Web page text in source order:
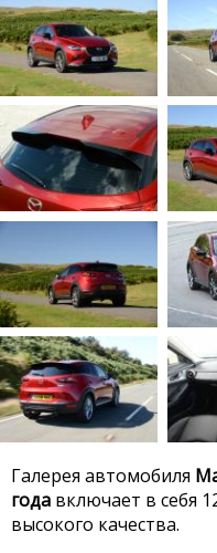
Галерея автомобиля
года включает в себя
высокого качества.